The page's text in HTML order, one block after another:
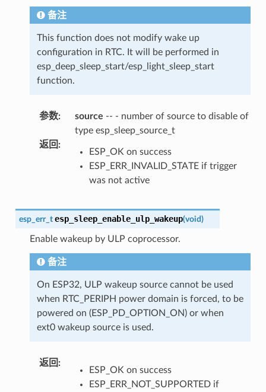
备注
This function does not modify wake up
configuration in RTC. It will be performed in
esp_deep_sleep_start/esp_light_sleep_start
function.
参数: source -- - number of source to disable of
type esp_sleep_source_t
返回 :
ESP_OK on success
ESP_ERR_INVALID_STATE if trigger
was not active
esp_err_t esp_sleep_enable_ulp_wakeup(void)
Enable wakeup by ULP coprocessor.
备注
On ESP32, ULP wakeup source cannot be used
when RTC_PERIPH power domain is forced, to be
powered on (ESP_PD_OPTION_ON) or when
ext0 wakeup source is used.
返回 :
ESP_OK on success
ESP_ERR_NOT_SUPPORTED if